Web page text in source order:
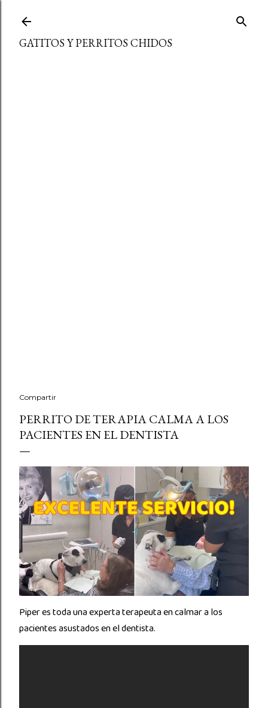
GATITOS Y PERRITOS CHIDOS
Compartir
PERRITO DE TERAPIA CALMA A LOS
PACIENTES EN EL DENTISTA
Piper es toda una experta terapeuta en calmar a los
pacientes asustados en el dentista.